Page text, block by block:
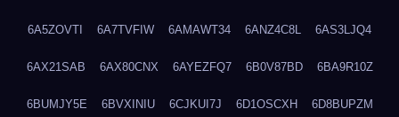
6A5ZOVTI 6A7TVFIW 6AMAWT34 6ANZ4C8L 6AS3LJQ4
6AX21SAB 6AX80CNX 6AYEZFQ7 6B0V87BD 6BA9R10Z
6BUMJY5E 6BVXINIU 6CJKUI7J 6D1OSCXH 6D8BUPZM